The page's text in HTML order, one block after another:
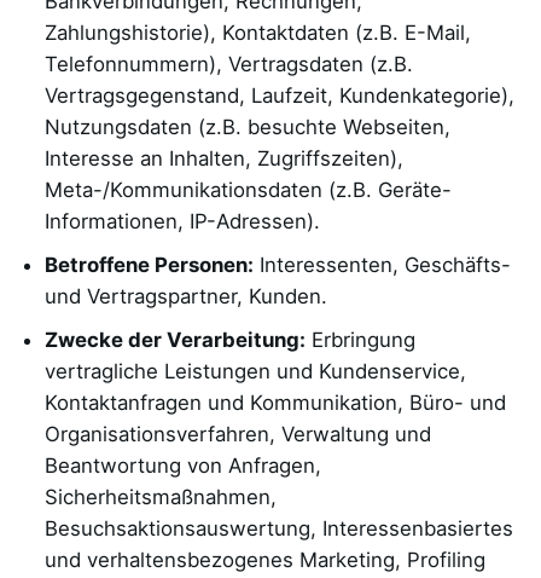
Zahlungshistorie), Kontaktdaten (z.B. E-Mail,
Telefonnummern), Vertragsdaten (z.B.
Vertragsgegenstand, Laufzeit, Kundenkategorie),
Nutzungsdaten (z.B. besuchte Webseiten,
Interesse an Inhalten, Zugriffszeiten),
Meta-/Kommunikationsdaten (z.B. Geräte-
Informationen, IP-Adressen).
Betroffene Personen: Interessenten, Geschäfts-
und Vertragspartner, Kunden.
Zwecke der Verarbeitung: Erbringung
vertragliche Leistungen und Kundenservice,
Kontaktanfragen und Kommunikation, Büro- und
Organisationsverfahren, Verwaltung und
Beantwortung von Anfragen,
Sicherheitsmaßnahmen,
Besuchsaktionsauswertung, Interessenbasiertes
und verhaltensbezogenes Marketing, Profiling